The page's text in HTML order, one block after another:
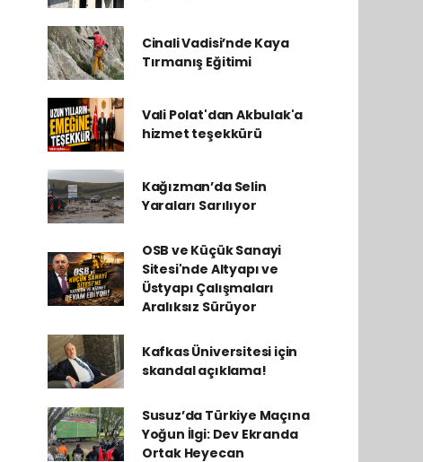
Cinali Vadisi’nde Kaya
Tırmanış Eğitimi
Vali Polat'dan Akbulak'a
hizmet teşekkürü
Kağızman’da Selin
Yaraları Sarılıyor
OSB ve Küçük Sanayi
Sitesi'nde Altyapı ve
Üstyapı Çalışmaları
Aralıksız Sürüyor
Kafkas Üniversitesi için
skandal açıklama!
Susuz’da Türkiye Maçına
Yoğun İlgi: Dev Ekranda
Ortak Heyecan